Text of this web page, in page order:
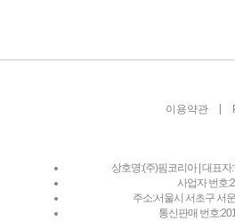
이용약관
상호명:(주)핌코리아 | 대표
사업자 번호
주소:서울시 서초구 서
통신판매 번호